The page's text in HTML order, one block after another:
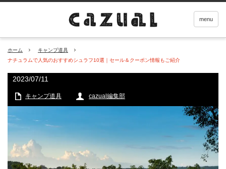
menu
ホーム
キャンプ道具
ナチュラムで人気のおすすめシュラフ10選｜セール＆クーポン情報もご紹介
2023/07/11
キャンプ道具 cazual編集部